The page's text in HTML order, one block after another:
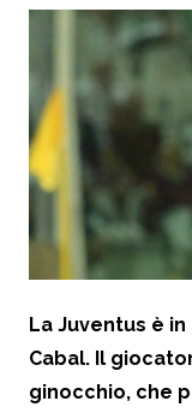
La Juventus è
Cabal. Il
ginocchio, che